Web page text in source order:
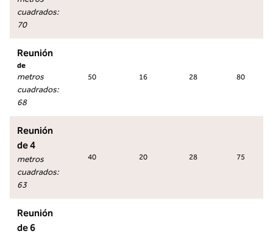
cuadrados:
70
Reunión
de
metros
cuadrados:
68
50 16 28 80
Reunión
de 4
metros
cuadrados:
63
40 20 28 75
Reunión
de 6